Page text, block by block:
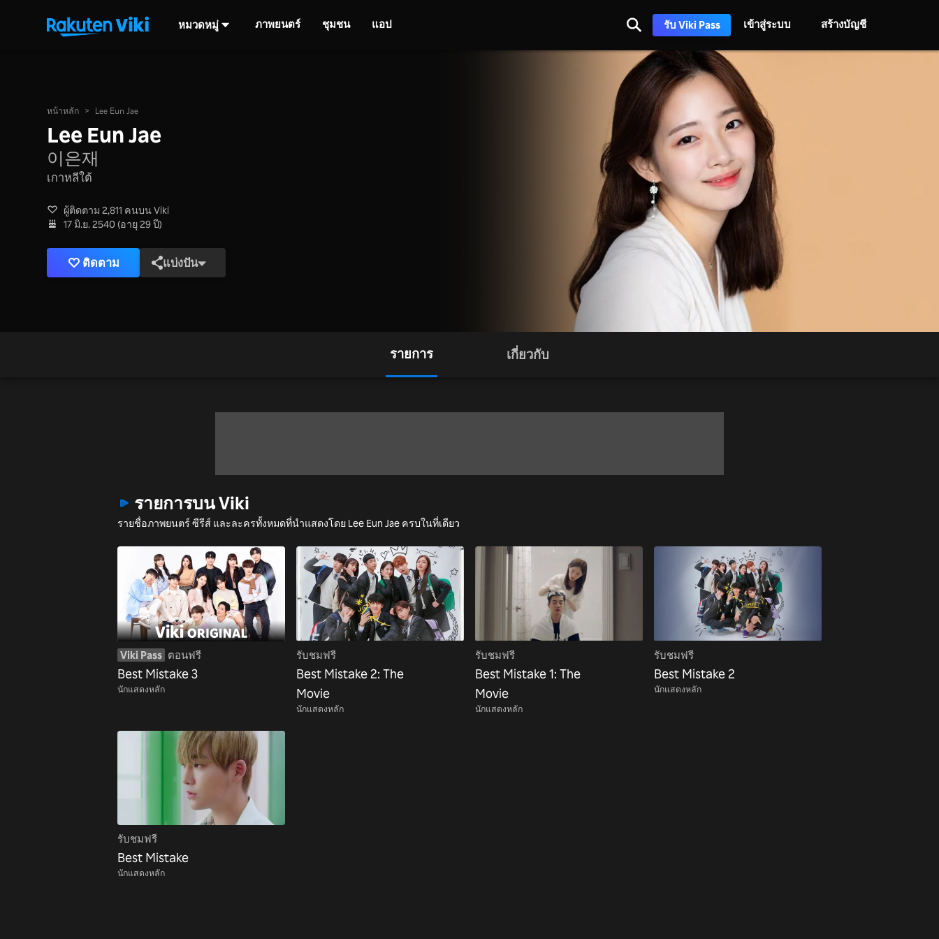
หมวดหมู่ ภาพยนตร์ ชุมชน แอป รับ Viki Pass เข้าสู่ระบบ สร้างบัญชี
หน้าหลัก > Lee Eun Jae
Lee Eun Jae
이은재
เกาหลีใต้
ผู้ติดตาม 2,811 คนบน Viki
17 มิ.ย. 2540 (อายุ 29 ปี)
ติดตาม แบ่งปัน
รายการ เกี่ยวกับ
รายการบน Viki
รายชื่อภาพยนตร์ ซีรีส์ และละครทั้งหมดที่นำแสดงโดย Lee Eun Jae ครบในที่เดียว
Viki Pass ตอนฟรี
Best Mistake 3
นักแสดงหลัก
รับชมฟรี
Best Mistake 2: The
Movie
นักแสดงหลัก
รับชมฟรี
Best Mistake 1: The
Movie
นักแสดงหลัก
รับชมฟรี
Best Mistake 2
นักแสดงหลัก
รับชมฟรี
Best Mistake
นักแสดงหลัก